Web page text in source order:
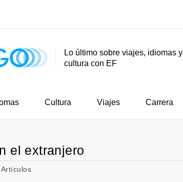
Programas
Lo último sobre viajes, idiomas y
cultura con EF
Cultura Viajes Carrera
el extranjero
Artículos